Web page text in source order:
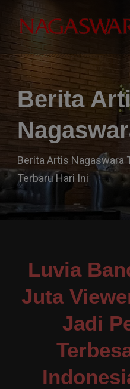
Berita
Berita Artis Nagaswara
Terbaru Hari Ini
Luvia
Juta
Jadi